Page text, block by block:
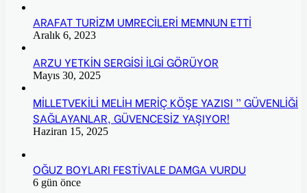
ARAFAT TURİZM UMRECİLERİ MEMNUN ETTİ
Aralık 6, 2023
ARZU YETKİN SERGİSİ İLGİ GÖRÜYOR
Mayıs 30, 2025
MİLLETVEKİLİ MELİH MERİÇ KÖŞE YAZISI ” GÜVENLİĞİ
SAĞLAYANLAR, GÜVENCESİZ YAŞIYOR!
Haziran 15, 2025
OĞUZ BOYLARI FESTİVALE DAMGA VURDU
6 gün önce